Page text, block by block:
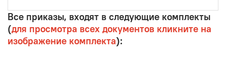
Все приказы, входят в следующие комплекты
(для просмотра всех документов кликните на
изображение комплекта):